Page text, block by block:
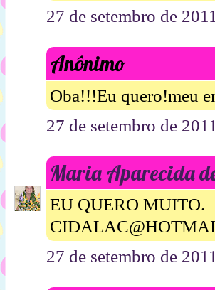
27 de setembro de
Anônimo
Oba!!!Eu quero!meu
27 de setembro de
Maria Aparecida
EU QUERO MUITO.
27 de setembro de